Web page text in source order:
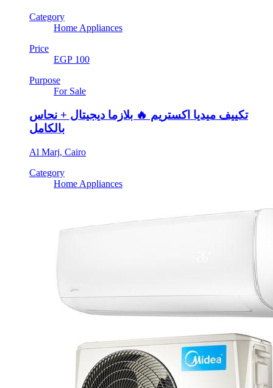
Category
Home Appliances
Price
EGP 100
Purpose
For Sale
تكييف ميديا اكستريم 🔥 بلازما ديجيتال + نحاس
بالكامل
Al Marj, Cairo
Category
Home Appliances